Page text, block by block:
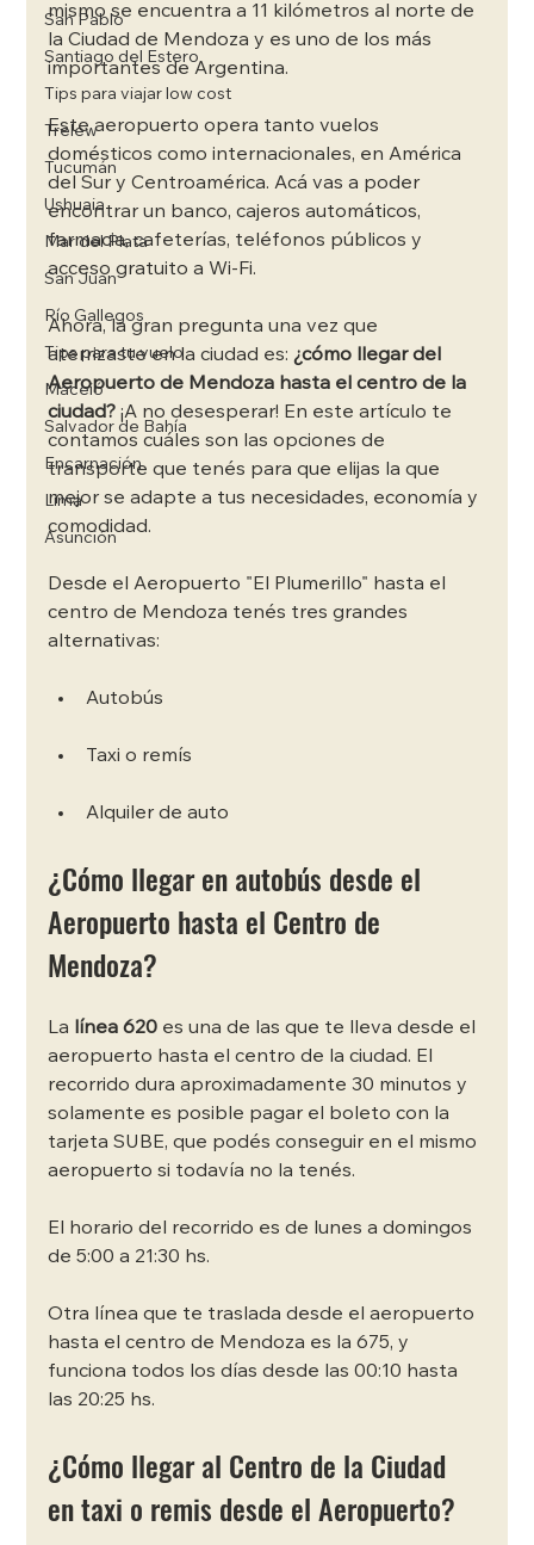
San Pablo
Santiago del Estero
Tips para viajar low cost
Trelew
Tucumán
Ushuaia
Mar del Plata
San Juan
Río Gallegos
Tips para tu vuelo
Maceió
Salvador de Bahía
Encarnación
Lima
Asunción
mismo se encuentra a 11 kilómetros al norte de
la Ciudad de Mendoza y es uno de los más
importantes de Argentina.
Este aeropuerto opera tanto vuelos
domésticos como internacionales, en América
del Sur y Centroamérica. Acá vas a poder
encontrar un banco, cajeros automáticos,
farmacia, cafeterías, teléfonos públicos y
acceso gratuito a Wi-Fi.
Ahora, la gran pregunta una vez que
aterrizaste en la ciudad es: ¿cómo llegar del
Aeropuerto de Mendoza hasta el centro de la
ciudad? ¡A no desesperar! En este artículo te
contamos cuáles son las opciones de
transporte que tenés para que elijas la que
mejor se adapte a tus necesidades, economía y
comodidad.
Desde el Aeropuerto "El Plumerillo" hasta el
centro de Mendoza tenés tres grandes
alternativas:
Autobús
Taxi o remís
Alquiler de auto
¿Cómo llegar en autobús desde el
Aeropuerto hasta el Centro de
Mendoza?
La línea 620 es una de las que te lleva desde el
aeropuerto hasta el centro de la ciudad. El
recorrido dura aproximadamente 30 minutos y
solamente es posible pagar el boleto con la
tarjeta SUBE, que podés conseguir en el mismo
aeropuerto si todavía no la tenés.
El horario del recorrido es de lunes a domingos
de 5:00 a 21:30 hs.
Otra línea que te traslada desde el aeropuerto
hasta el centro de Mendoza es la 675, y
funciona todos los días desde las 00:10 hasta
las 20:25 hs.
¿Cómo llegar al Centro de la Ciudad
en taxi o remis desde el Aeropuerto?